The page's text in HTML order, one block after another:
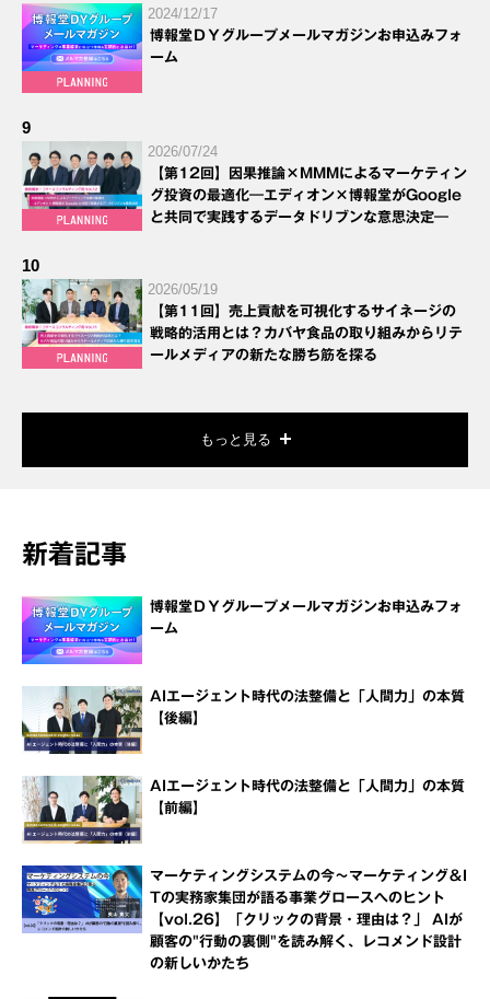
2024/12/17
博報堂ＤＹグループメールマガジンお申込みフォ
ーム
9
2026/07/24
【第12回】因果推論×MMMによるマーケティン
グ投資の最適化―エディオン×博報堂がGoogle
と共同で実践するデータドリブンな意思決定―
10
2026/05/19
【第11回】売上貢献を可視化するサイネージの
戦略的活用とは？カバヤ食品の取り組みからリテ
ールメディアの新たな勝ち筋を探る
もっと見る
新着記事
博報堂ＤＹグループメールマガジンお申込みフォ
ーム
AIエージェント時代の法整備と「人間力」の本質
【後編】
AIエージェント時代の法整備と「人間力」の本質
【前編】
マーケティングシステムの今～マーケティング＆I
Tの実務家集団が語る事業グロースへのヒント
【vol.26】「クリックの背景・理由は？」 AIが
顧客の"行動の裏側"を読み解く、レコメンド設計
の新しいかたち